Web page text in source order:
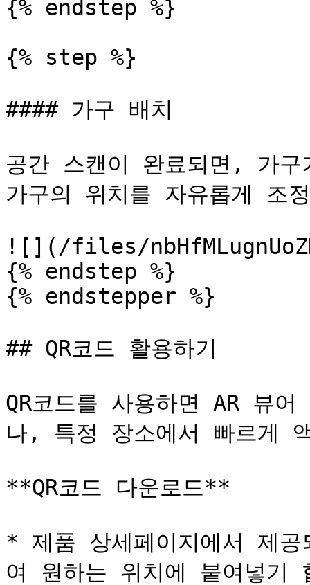
{% endstep %}
{% step %}
#### 가구 배치
공간 스캔이 완료되면, 가
가구의 위치를 자유롭게 조
![](/files/
{% endstep %}
{% endstepper %}
## QR코드 활용하기
QR코드를 사용하면 AR 뷰
나, 특정 장소에서 빠르게
**QR코드 다운로드**
* 제품 상세페이지에서 제공
여 원하는 위치에 붙여넣기